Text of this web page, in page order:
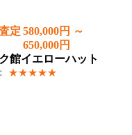
定 580,000円 ～
650,000円
館イエローハット
★★★★★